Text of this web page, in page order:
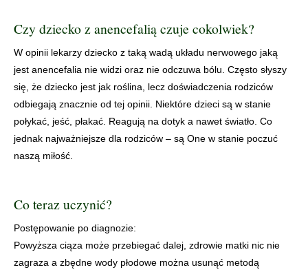
Czy dziecko z anencefalią czuje cokolwiek?
W opinii lekarzy dziecko z taką wadą układu nerwowego jaką
jest anencefalia nie widzi oraz nie odczuwa bólu. Często słyszy
się, że dziecko jest jak roślina, lecz doświadczenia rodziców
odbiegają znacznie od tej opinii. Niektóre dzieci są w stanie
połykać, jeść, płakać. Reagują na dotyk a nawet światło. Co
jednak najważniejsze dla rodziców – są One w stanie poczuć
naszą miłość.
Co teraz uczynić?
Postępowanie po diagnozie:
Powyższa ciąza może przebiegać dalej, zdrowie matki nic nie
zagraza a zbędne wody płodowe można usunąć metodą